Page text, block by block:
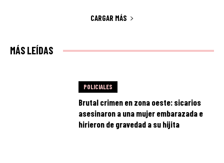
CARGAR MÁS
MÁS LEÍDAS
POLICIALES
Brutal crimen en zona oeste: sicarios
asesinaron a una mujer embarazada e
hirieron de gravedad a su hijita